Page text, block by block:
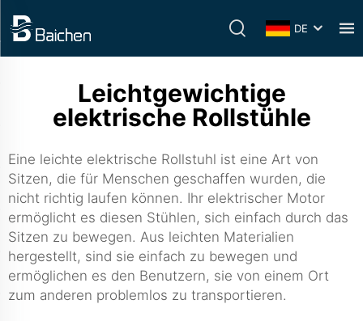
DE
Leichtgewichtige
elektrische Rollstühle
Eine leichte elektrische Rollstuhl ist eine Art von
Sitzen, die für Menschen geschaffen wurden, die
nicht richtig laufen können. Ihr elektrischer Motor
ermöglicht es diesen Stühlen, sich einfach durch das
Sitzen zu bewegen. Aus leichten Materialien
hergestellt, sind sie einfach zu bewegen und
ermöglichen es den Benutzern, sie von einem Ort
zum anderen problemlos zu transportieren.